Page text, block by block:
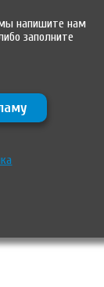
напишите нам
заполните